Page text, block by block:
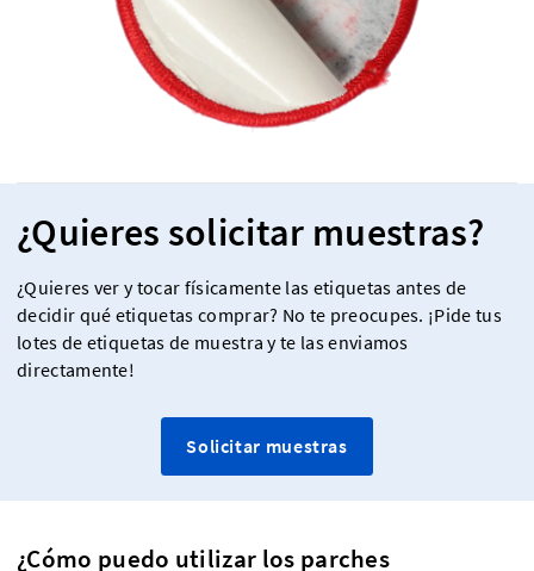
¿Quieres solicitar muestras?
¿Quieres ver y tocar físicamente las etiquetas antes de
decidir qué etiquetas comprar? No te preocupes. ¡Pide tus
lotes de etiquetas de muestra y te las enviamos
directamente!
Solicitar muestras
¿Cómo puedo utilizar los parches